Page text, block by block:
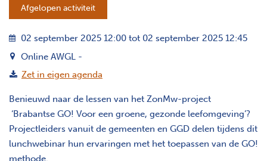
Afgelopen activiteit
02 september 2025 12:00 tot 02 september 2025 12:45
Online AWGL -
Zet in eigen agenda
Benieuwd naar de lessen van het ZonMw-project
‘Brabantse GO! Voor een groene, gezonde leefomgeving’?
Projectleiders vanuit de gemeenten en GGD delen tijdens dit
lunchwebinar hun ervaringen met het toepassen van de GO!
methode.